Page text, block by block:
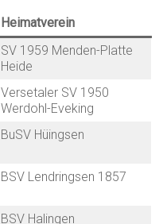
Heimatverein
SV 1959 Menden-Platte
Heide
Versetaler SV 1950
Werdohl-Eveking
BuSV Hüingsen
BSV Lendringsen 1857
BSV Halingen